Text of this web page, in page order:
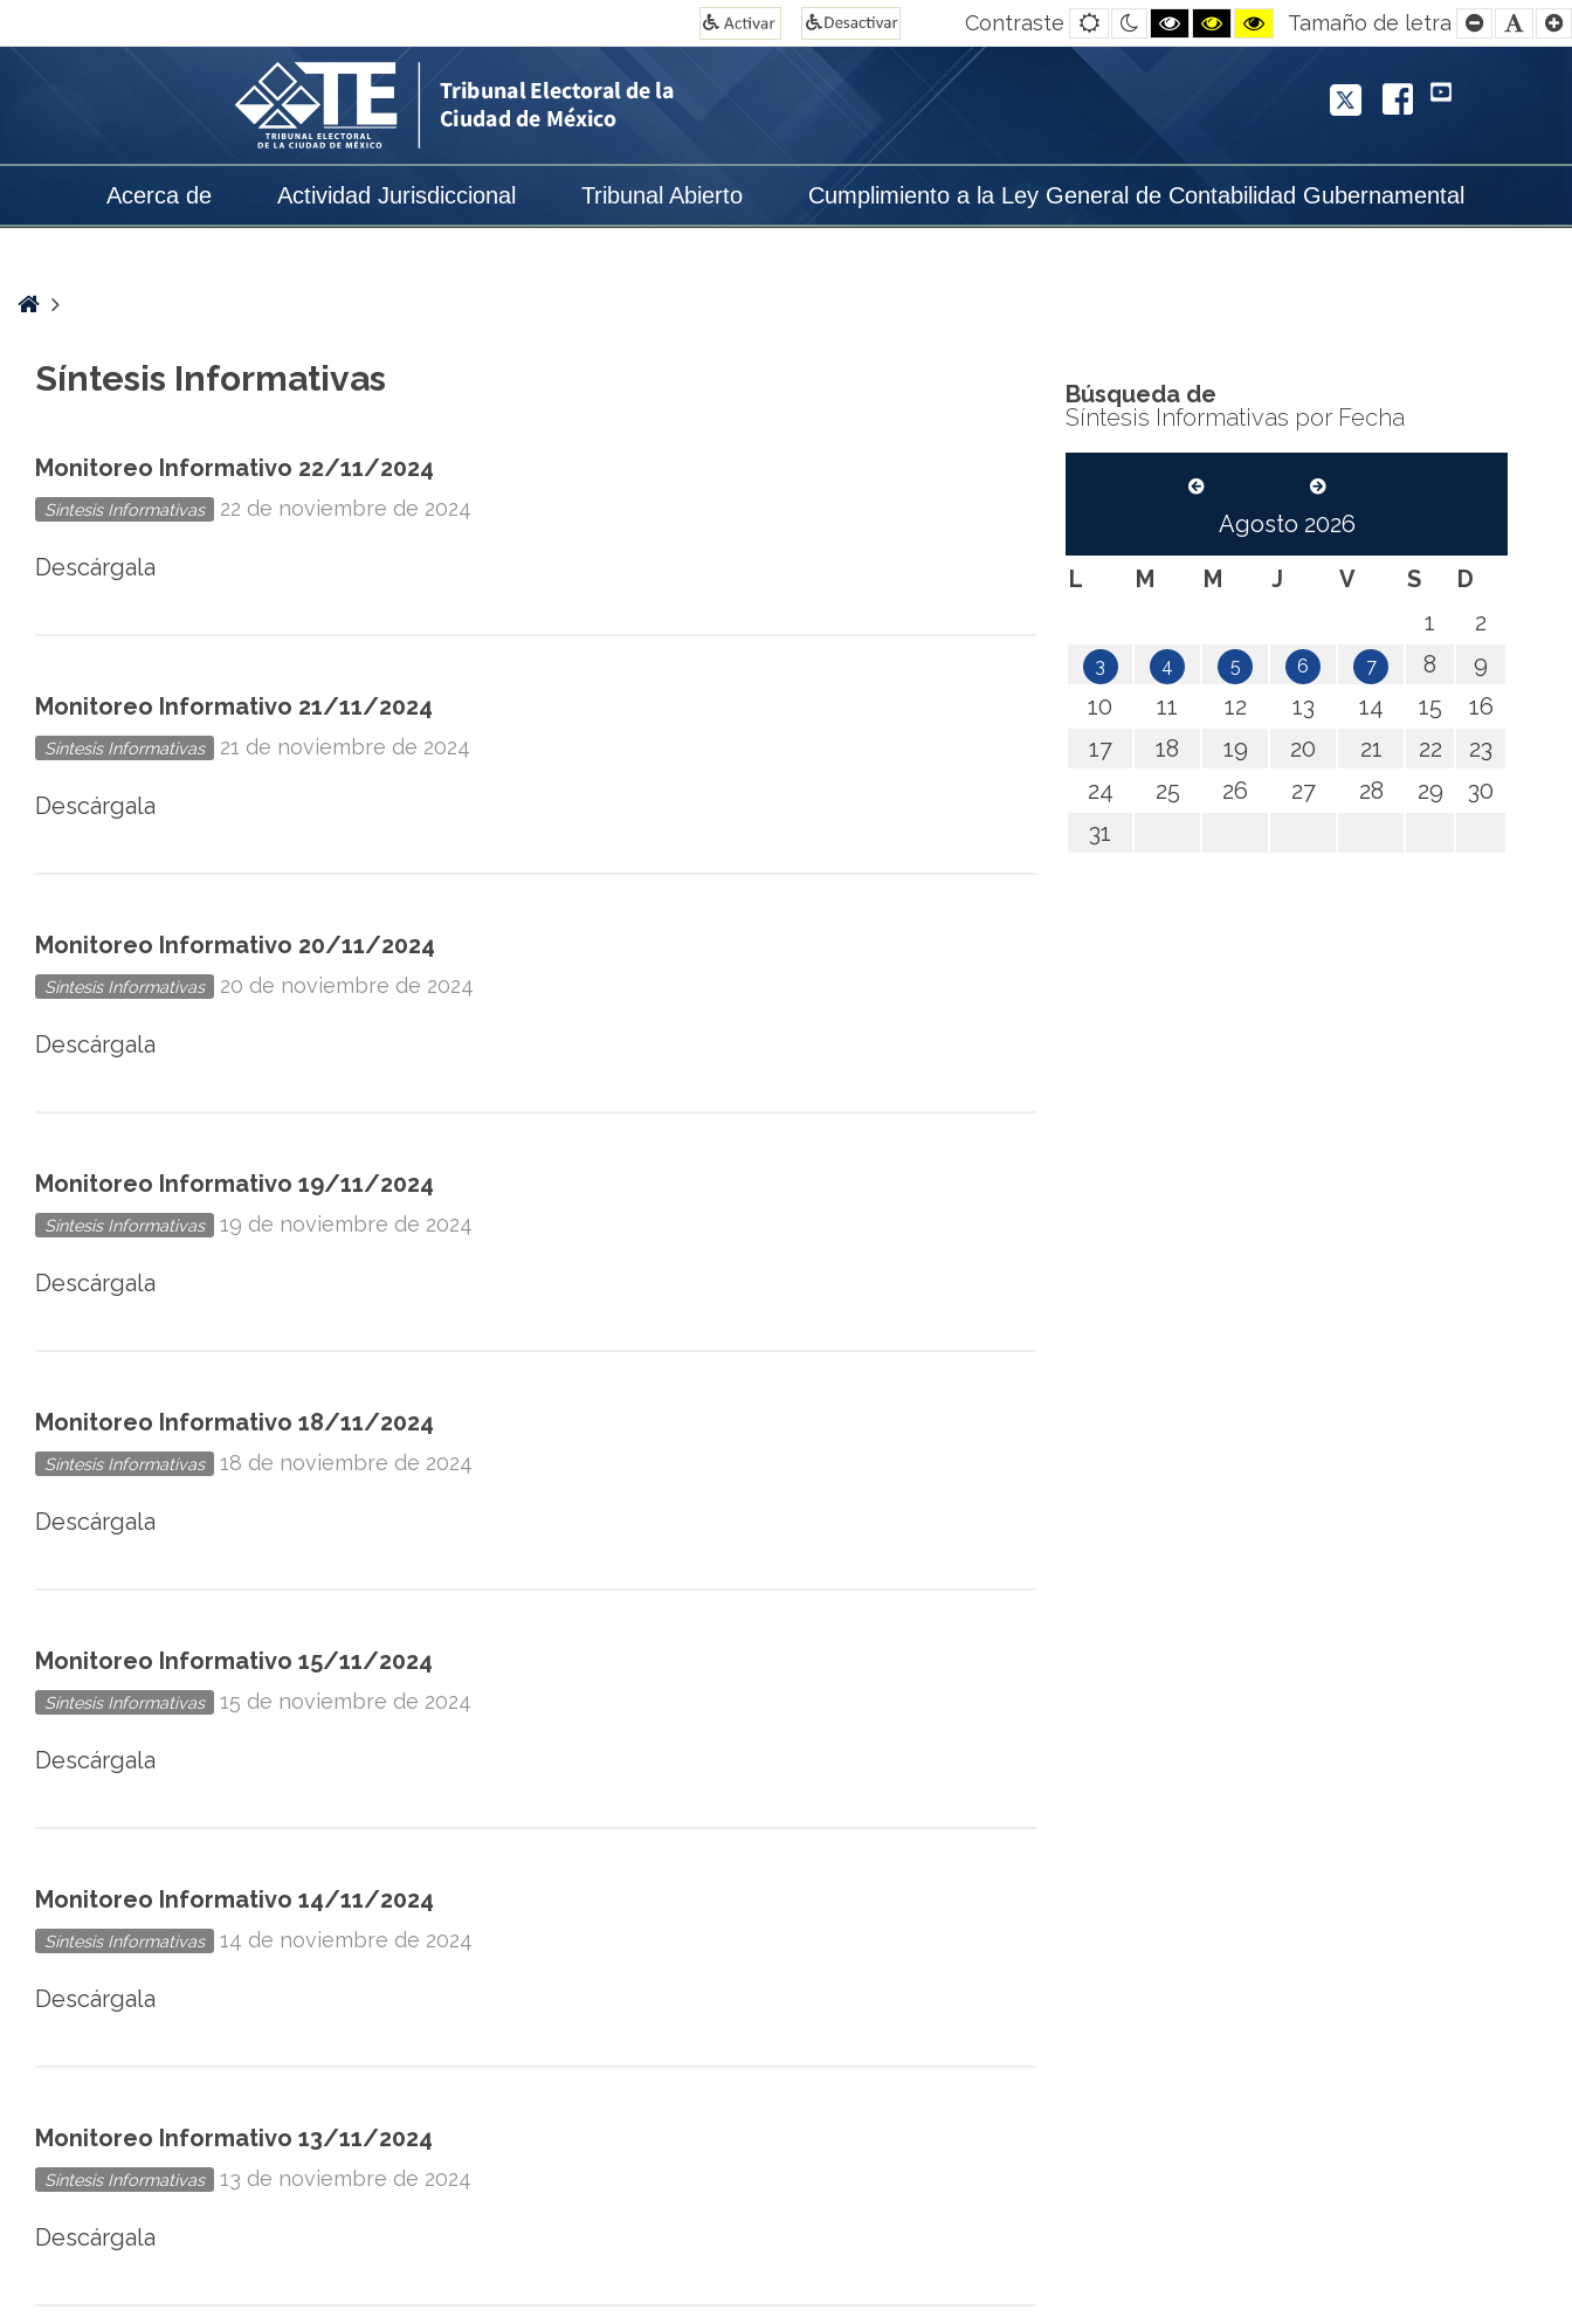
3
50
Tribunal
Contraste
Default
contrast
Night
contrast
Black
and
Black
and
Yellow
and
contrast
Tamaño de letra
Smaller
FontFont
Acerca de Actividad Jurisdiccional Tribunal Abierto Cumplimiento a la Ley General de Contabilidad Gubernamental
Twitter
Facebook
YouTube
Home
Síntesis Informativas
Monitoreo Informativo 22/11/2024
Síntesis Informativas 22 de noviembre de 2024
Descárgala
Monitoreo Informativo 21/11/2024
Síntesis Informativas 21 de noviembre de 2024
Descárgala
Monitoreo Informativo 20/11/2024
Síntesis Informativas 20 de noviembre de 2024
Descárgala
Monitoreo Informativo 19/11/2024
Síntesis Informativas 19 de noviembre de 2024
Descárgala
Monitoreo Informativo 18/11/2024
Síntesis Informativas 18 de noviembre de 2024
Descárgala
Monitoreo Informativo 15/11/2024
Síntesis Informativas 15 de noviembre de 2024
Descárgala
Monitoreo Informativo 14/11/2024
Síntesis Informativas 14 de noviembre de 2024
Descárgala
Monitoreo Informativo 13/11/2024
Síntesis Informativas 13 de noviembre de 2024
Descárgala
Búsqueda de
Síntesis Informativas por Fecha
Agosto 2026
L
M M J V S
D
1
2
3 4 5 6 7 8
9
10
11 12 13 14 15
16
17
18 19 20 21 22
23
24
25 26 27 28 29
30
31